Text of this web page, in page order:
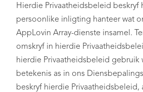
Hierdie Privaatheidsbeleid beskryf
persoonlike inligting hanteer wat
AppLovin Array-dienste insamel.
omskryf in hierdie
hierdie Privaatheidsbeleid gebruik
betekenis as in ons
beskryf hierdie Privaatheidsbeleid,